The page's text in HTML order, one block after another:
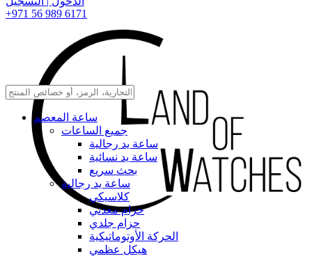
+971 56 989 6171
ساعة المعصم
جميع الساعات
ساعة يد رجالية
ساعة يد نسائية
بحث سريع
ساعة يد رجالية
كلاسيكي
حزام معدني
حزام جلدي
الحركة الأوتوماتيكية
هيكل عظمي